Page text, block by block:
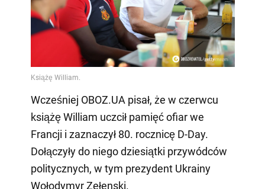
Wcześniej OBOZ.UA pisał, że w czerwcu
książę William uczcił pamięć ofiar we
Francji i zaznaczył 80. rocznicę D-Day.
Dołączyły do niego dziesiątki przywódców
politycznych, w tym prezydent Ukrainy
Wołodymyr Zełenski.